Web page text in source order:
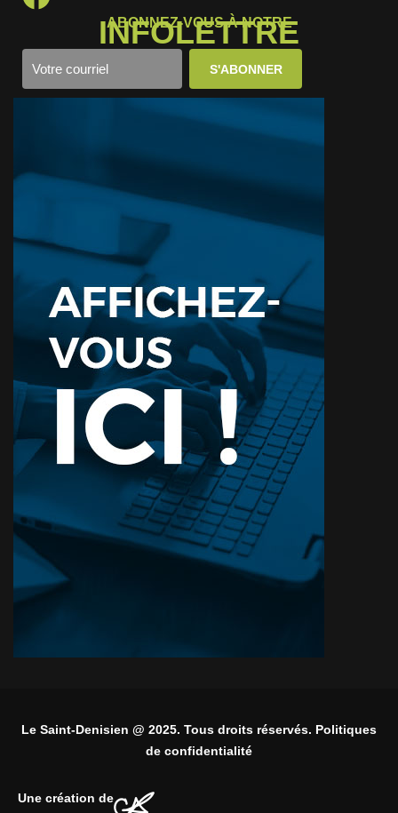
ABONNEZ-VOUS À NOTRE
INFOLETTRE
Le Saint-Denisien @ 2025. Tous droits réservés. Politiques
de confidentialité
Une création de